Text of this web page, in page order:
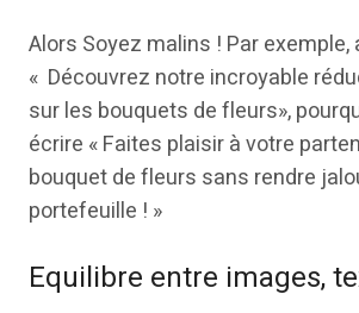
Alors Soyez malins ! Par exemple,
« Découvrez notre incroyable
sur les bouquets de fleurs»,
écrire « Faites plaisir à votre
bouquet de fleurs sans rendre
portefeuille ! »
Equilibre entre images,